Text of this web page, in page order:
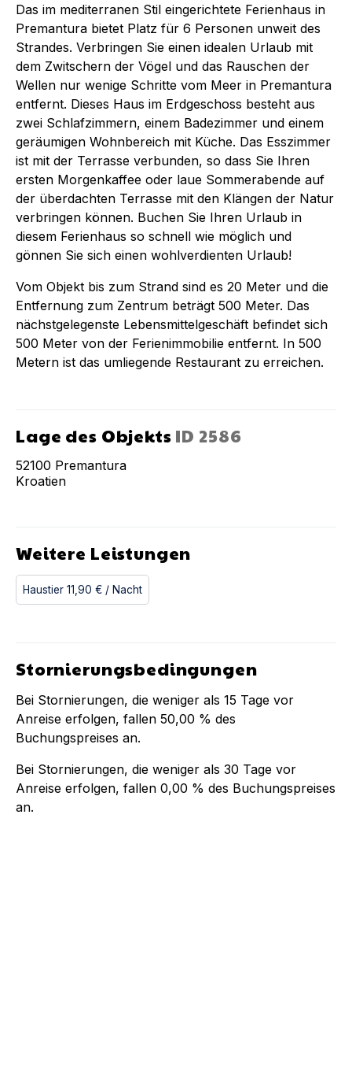
Das im mediterranen Stil eingerichtete Ferienhaus in
Premantura bietet Platz für 6 Personen unweit des
Strandes. Verbringen Sie einen idealen Urlaub mit
dem Zwitschern der Vögel und das Rauschen der
Wellen nur wenige Schritte vom Meer in Premantura
entfernt. Dieses Haus im Erdgeschoss besteht aus
zwei Schlafzimmern, einem Badezimmer und einem
geräumigen Wohnbereich mit Küche. Das Esszimmer
ist mit der Terrasse verbunden, so dass Sie Ihren
ersten Morgenkaffee oder laue Sommerabende auf
der überdachten Terrasse mit den Klängen der Natur
verbringen können. Buchen Sie Ihren Urlaub in
diesem Ferienhaus so schnell wie möglich und
gönnen Sie sich einen wohlverdienten Urlaub!
Vom Objekt bis zum Strand sind es 20 Meter und die
Entfernung zum Zentrum beträgt 500 Meter. Das
nächstgelegenste Lebensmittelgeschäft befindet sich
500 Meter von der Ferienimmobilie entfernt. In 500
Metern ist das umliegende Restaurant zu erreichen.
Lage des Objekts ID 2586
52100 Premantura
Kroatien
Weitere Leistungen
Haustier 11,90 € / Nacht
Stornierungsbedingungen
Bei Stornierungen, die weniger als 15 Tage vor
Anreise erfolgen, fallen 50,00 % des
Buchungspreises an.
Bei Stornierungen, die weniger als 30 Tage vor
Anreise erfolgen, fallen 0,00 % des Buchungspreises
an.